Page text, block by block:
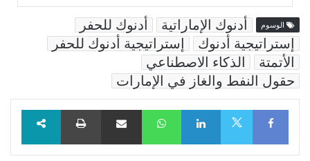
الوسوم أدنوك الإماراتية
أدنوك للحفر
إستراتيجية أدنوك
إستراتيجية أدنوك للحفر
الأتمتة
الذكاء الاصطناعي
حقول النفط والغاز في الإمارات
Facebook
LinkedIn
WhatsAppمشاركة عبر البريد طباعة